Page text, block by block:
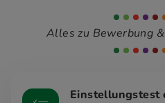
Alles zu Bewerbung
Einstellungstest